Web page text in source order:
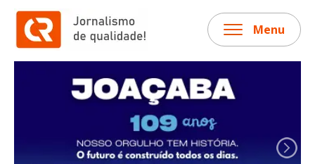
Menu